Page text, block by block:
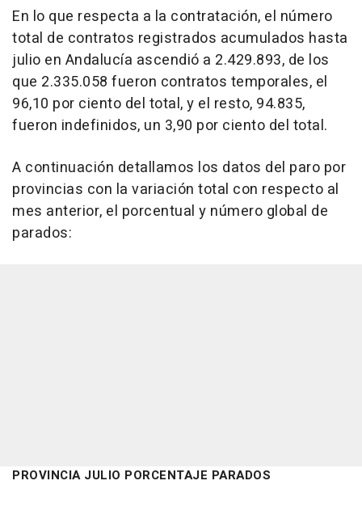
En lo que respecta a la contratación, el número
total de contratos registrados acumulados hasta
julio en Andalucía ascendió a 2.429.893, de los
que 2.335.058 fueron contratos temporales, el
96,10 por ciento del total, y el resto, 94.835,
fueron indefinidos, un 3,90 por ciento del total.
A continuación detallamos los datos del paro por
provincias con la variación total con respecto al
mes anterior, el porcentual y número global de
parados:
PROVINCIA JULIO PORCENTAJE PARADOS